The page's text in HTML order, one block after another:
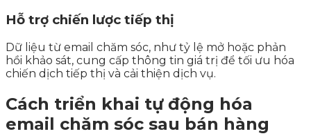
Hỗ trợ chiến lược tiếp thị
Dữ liệu từ email chăm sóc, như tỷ lệ mở hoặc phản
hồi khảo sát, cung cấp thông tin giá trị để tối ưu hóa
chiến dịch tiếp thị và cải thiện dịch vụ.
Cách triển khai tự động hóa
email chăm sóc sau bán hàng